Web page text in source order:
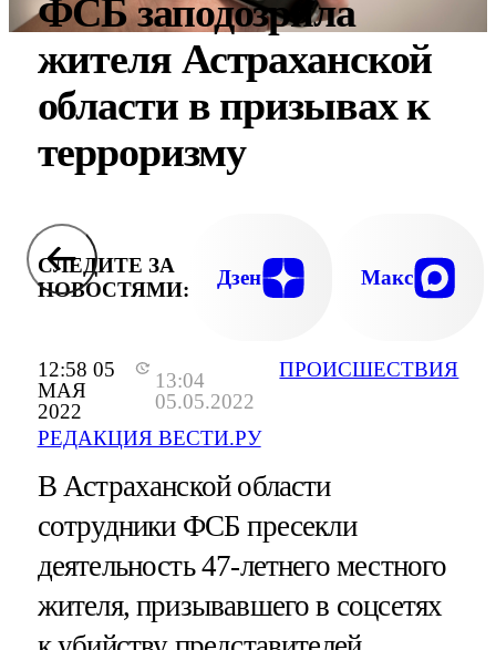
12:58 05
МАЯ
2022
13:04
05.05.2022
РЕДАКЦИЯ ВЕСТИ.РУ
ПРОИСШЕСТВИЯ
ФСБ заподозрила
жителя Астраханской
области в призывах к
терроризму
СЛЕДИТЕ ЗА
НОВОСТЯМИ:
Дзен Макс
В Астраханской области
сотрудники ФСБ пресекли
деятельность 47-летнего местного
жителя, призывавшего в соцсетях